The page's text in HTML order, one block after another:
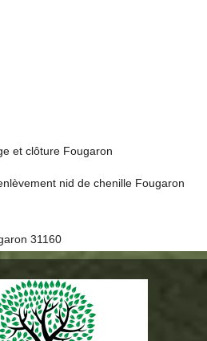
et clôture Fougaron
nid de chenille Fougaron
31160